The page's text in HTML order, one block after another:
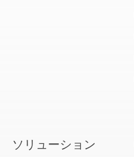
ソリューション